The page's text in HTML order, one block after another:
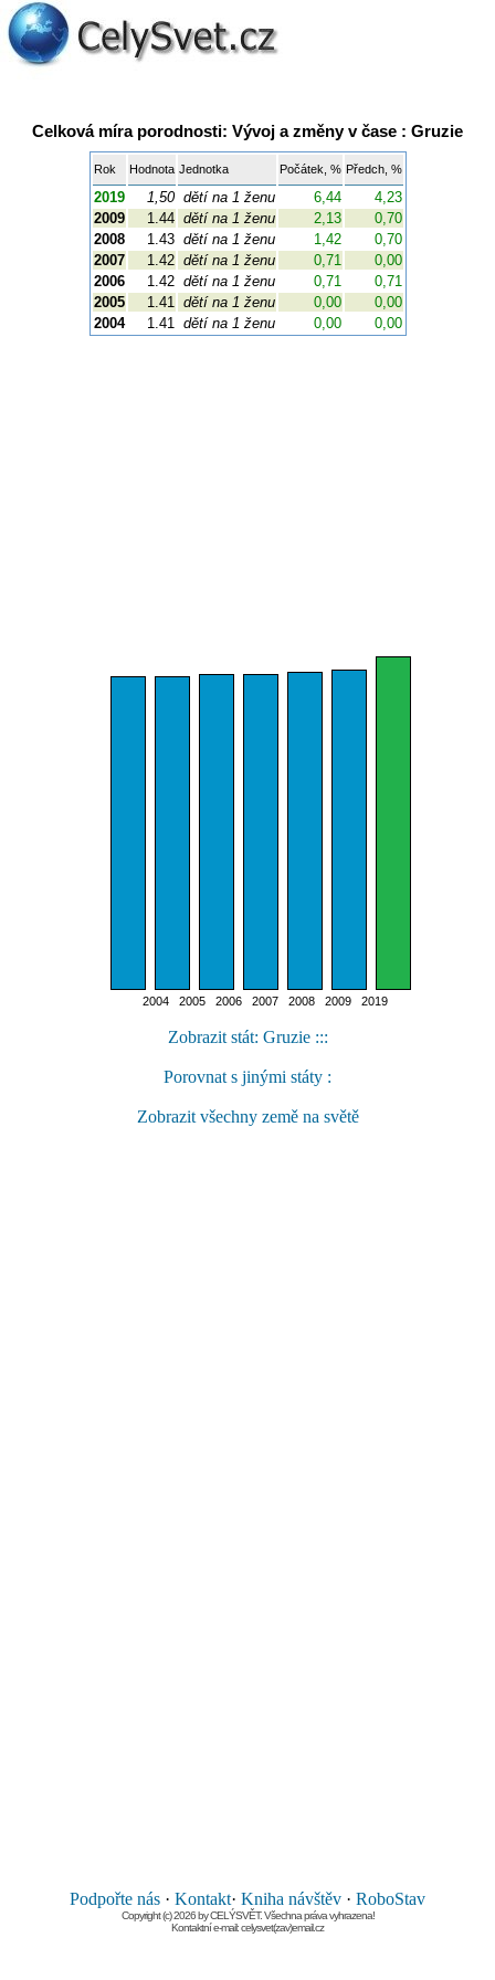
Celková míra porodnosti: Vývoj a změny v čase : Gruzie
Rok Hodnota Jednotka Počátek, % Předch, %
2019 1,50 dětí na 1 ženu 6,44
4,23
2009
1.44 dětí na 1 ženu 2,13
0,70
2008
1.43 dětí na 1 ženu 1,42
0,70
2007
1.42 dětí na 1 ženu 0,71
0,00
2006
1.42 dětí na 1 ženu 0,71
0,71
2005
1.41 dětí na 1 ženu 0,00
0,00
2004
1.41 dětí na 1 ženu 0,00 0,00
2004 2005 2006 2007 2008 2009 2019
Zobrazit stát: Gruzie :::
Porovnat s jinými státy :
Zobrazit všechny země na světě
Podpořte nás · Kontakt· Kniha návštěv · RoboStav
Copyright (c) 2026 by CELÝSVĚT. Všechna práva vyhrazena!
Kontaktní e-mail: celysvet(zav)email.cz